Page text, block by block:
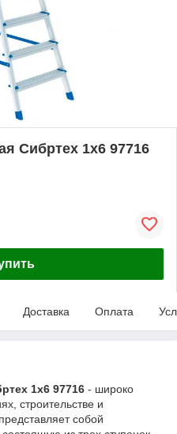
Сибртех 1х6 97716
Доставка Оплата
1х6 97716 - широко
строительстве и
собой